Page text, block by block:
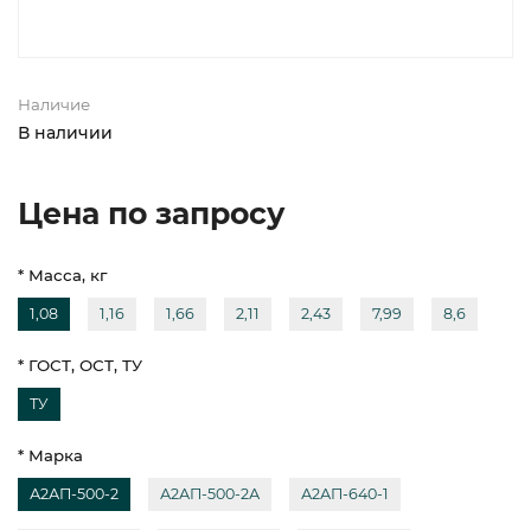
Наличие
В наличии
Цена по запросу
* Масса, кг
1,08 1,16 1,66 2,11 2,43 7,99 8,6
* ГОСТ, ОСТ, ТУ
ТУ
* Марка
А2АП-500-2 А2АП-500-2А А2АП-640-1